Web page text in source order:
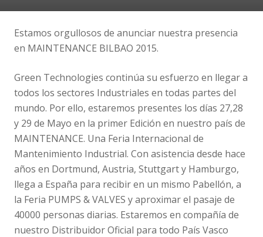
Estamos orgullosos de anunciar nuestra presencia
en MAINTENANCE BILBAO 2015.
Green Technologies continúa su esfuerzo en llegar a
todos los sectores Industriales en todas partes del
mundo. Por ello, estaremos presentes los días 27,28
y 29 de Mayo en la primer Edición en nuestro país de
MAINTENANCE. Una Feria Internacional de
Mantenimiento Industrial. Con asistencia desde hace
años en Dortmund, Austria, Stuttgart y Hamburgo,
llega a España para recibir en un mismo Pabellón, a
la Feria PUMPS & VALVES y aproximar el pasaje de
40000 personas diarias. Estaremos en compañía de
nuestro Distribuidor Oficial para todo País Vasco